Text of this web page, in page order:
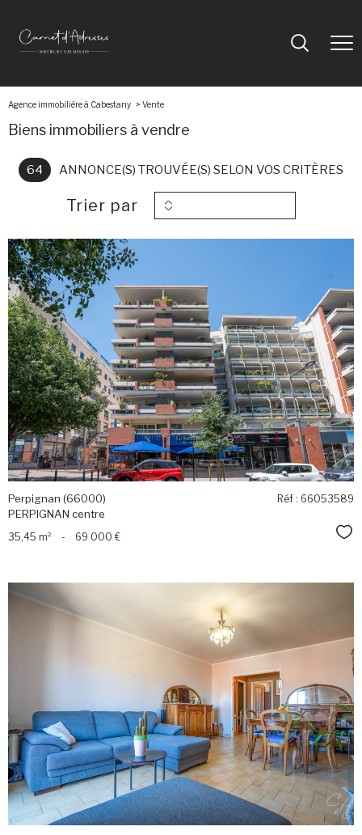
Agence immobilière à Cabestany vente
Biens immobiliers à vendre
64 ANNONCE(S) TROUVÉE(S) SELON VOS CRITÈRES
Trier par
voir le
bien
Perpignan (66000)
PERPIGNAN centre
Réf : 66053589
35,45 m² - 69 000 €
voir le
bien